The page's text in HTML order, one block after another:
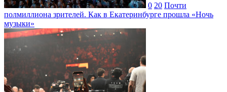
0 20 Почти
полмиллиона зрителей. Как в Екатеринбурге прошла «Ночь
музыки»